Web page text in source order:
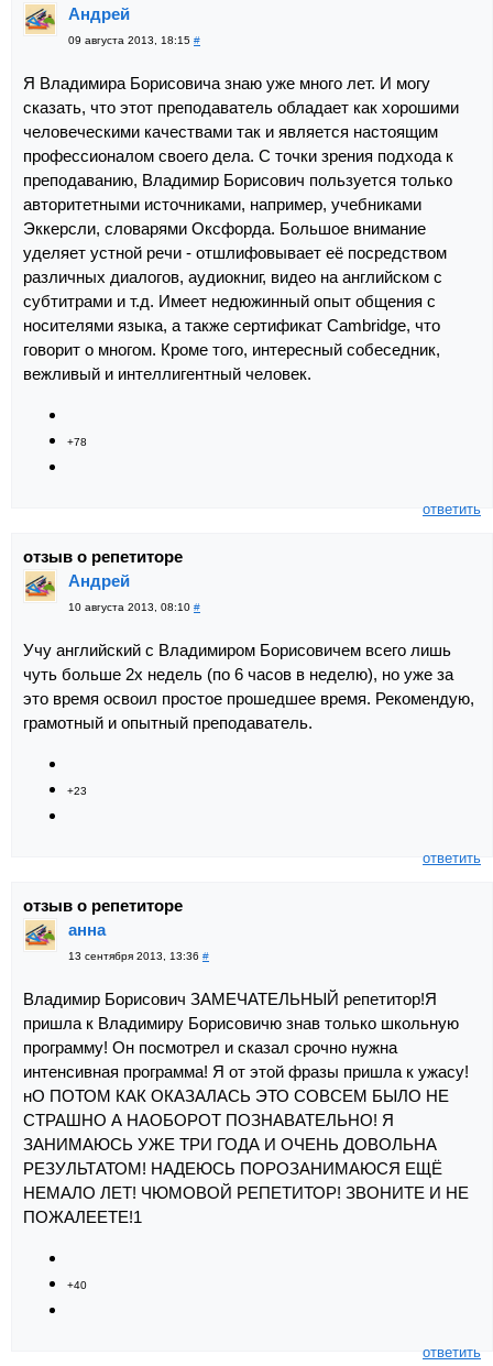
Андрей
09 августа 2013, 18:15 #
Я Владимира Борисовича знаю уже много лет. И могу
сказать, что этот преподаватель обладает как хорошими
человеческими качествами так и является настоящим
профессионалом своего дела. С точки зрения подхода к
преподаванию, Владимир Борисович пользуется только
авторитетными источниками, например, учебниками
Эккерсли, словарями Оксфорда. Большое внимание
уделяет устной речи - отшлифовывает её посредством
различных диалогов, аудиокниг, видео на английском с
субтитрами и т.д. Имеет недюжинный опыт общения с
носителями языка, а также сертификат Cambridge, что
говорит о многом. Кроме того, интересный собеседник,
вежливый и интеллигентный человек.
+78
ответить
отзыв о репетиторе
Андрей
10 августа 2013, 08:10 #
Учу английский с Владимиром Борисовичем всего лишь
чуть больше 2х недель (по 6 часов в неделю), но уже за
это время освоил простое прошедшее время. Рекомендую,
грамотный и опытный преподаватель.
+23
ответить
отзыв о репетиторе
анна
13 сентября 2013, 13:36 #
Владимир Борисович ЗАМЕЧАТЕЛЬНЫЙ репетитор!Я
пришла к Владимиру Борисовичю знав только школьную
программу! Он посмотрел и сказал срочно нужна
интенсивная программа! Я от этой фразы пришла к ужасу!
нО ПОТОМ КАК ОКАЗАЛАСЬ ЭТО СОВСЕМ БЫЛО НЕ
СТРАШНО А НАОБОРОТ ПОЗНАВАТЕЛЬНО! Я
ЗАНИМАЮСЬ УЖЕ ТРИ ГОДА И ОЧЕНЬ ДОВОЛЬНА
РЕЗУЛЬТАТОМ! НАДЕЮСЬ ПОРОЗАНИМАЮСЯ ЕЩЁ
НЕМАЛО ЛЕТ! ЧЮМОВОЙ РЕПЕТИТОР! ЗВОНИТЕ И НЕ
ПОЖАЛЕЕТЕ!1
+40
ответить